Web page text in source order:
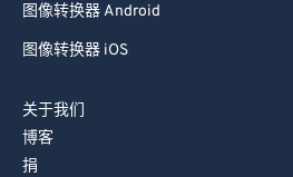
图像转换器 Android
图像转换器 iOS
关于我们
博客
捐